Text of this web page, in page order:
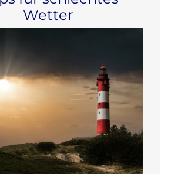
Wetter